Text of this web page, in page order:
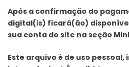
Após a confirmação do
digital(is) ficará(ão)
sua conta do site na seção
Este arquivo é de uso pessoal,